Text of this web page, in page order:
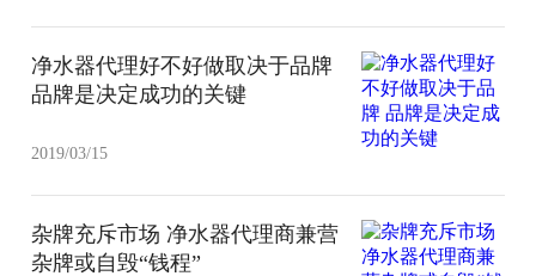
净水器代理好不好做取决于品牌
品牌是决定成功的关键
2019/03/15
杂牌充斥市场 净水器代理商兼营
杂牌或自毁“钱程”